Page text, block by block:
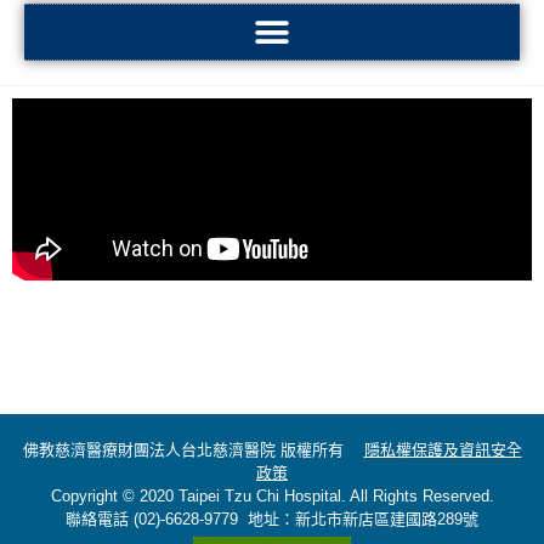
佛教慈濟醫療財團法人台北慈濟醫院 版權所有 隱私權保護及資訊安全
政策
Copyright © 2020 Taipei Tzu Chi Hospital. All Rights Reserved.
聯絡電話 (02)-6628-9779 地址：新北市新店區建國路289號